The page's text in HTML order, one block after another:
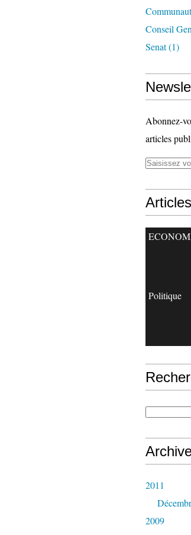
Conseil
Senat(1)
Abonnez-
articles
Politique
2011
2009